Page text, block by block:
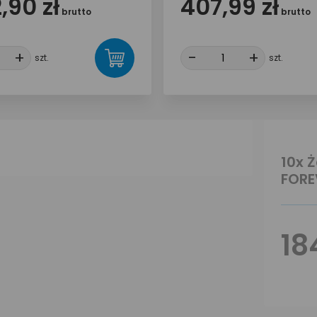
zł brutto
+ +
szt.
407,99 zł brutto
- + +
szt.
10x